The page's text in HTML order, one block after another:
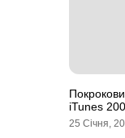
iTunes
25 Січня,